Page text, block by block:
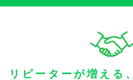
リピーターが増える